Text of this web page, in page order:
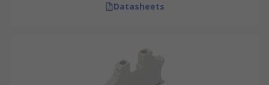
Datasheets